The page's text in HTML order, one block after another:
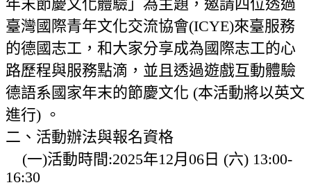
年末節慶文化體驗」為主題，邀請四位透過
臺灣國際青年文化交流協會(ICYE)來臺服務
的德國志工，和大家分享成為國際志工的心
路歷程與服務點滴，並且透過遊戲互動體驗
德語系國家年末的節慶文化 (本活動將以英文
進行) 。
二、活動辦法與報名資格
(一)活動時間:2025年12月06日 (六) 13:00-
16:30